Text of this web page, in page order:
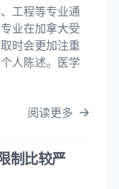
工程等专业通
业在加拿大受
时会更加注重
人陈述。医学
阅读更多
制比较严